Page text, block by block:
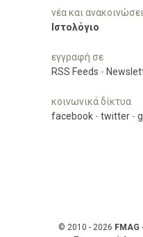
νέα και
Ιστολόγιο
εγγραφή σε
RSS Feeds -
κοινωνικά δίκτυα
facebook - twitter -
© 2010 - 2026 FMAG